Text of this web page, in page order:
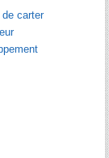
carter